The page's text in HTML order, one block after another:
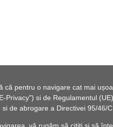
că pentru o navigare cat mai
Privacy") si de Regulamentul
de abrogare a Directivei 95/46/